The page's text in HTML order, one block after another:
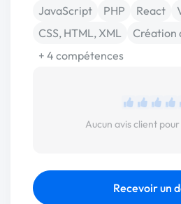
JavaScript PHP React
CSS, HTML, XML
Création
+ 4 compétences
Aucun avis client
Recevoir un